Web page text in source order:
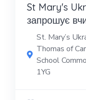
St Mary's
запрошує
St. Mary’s
Thomas of
School
1YG